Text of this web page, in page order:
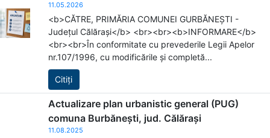
11.05.2026
<b>CĂTRE, PRIMĂRIA COMUNEI GURBĂNEȘTI -
Județul Călărași</b> <br><br><b>INFORMARE</b>
<br><br>În conformitate cu prevederile Legii Apelor
nr.107/1996, cu modificările și completă...
Citiți
Actualizare plan urbanistic general (PUG)
comuna Burbănești, jud. Călărași
11.08.2025